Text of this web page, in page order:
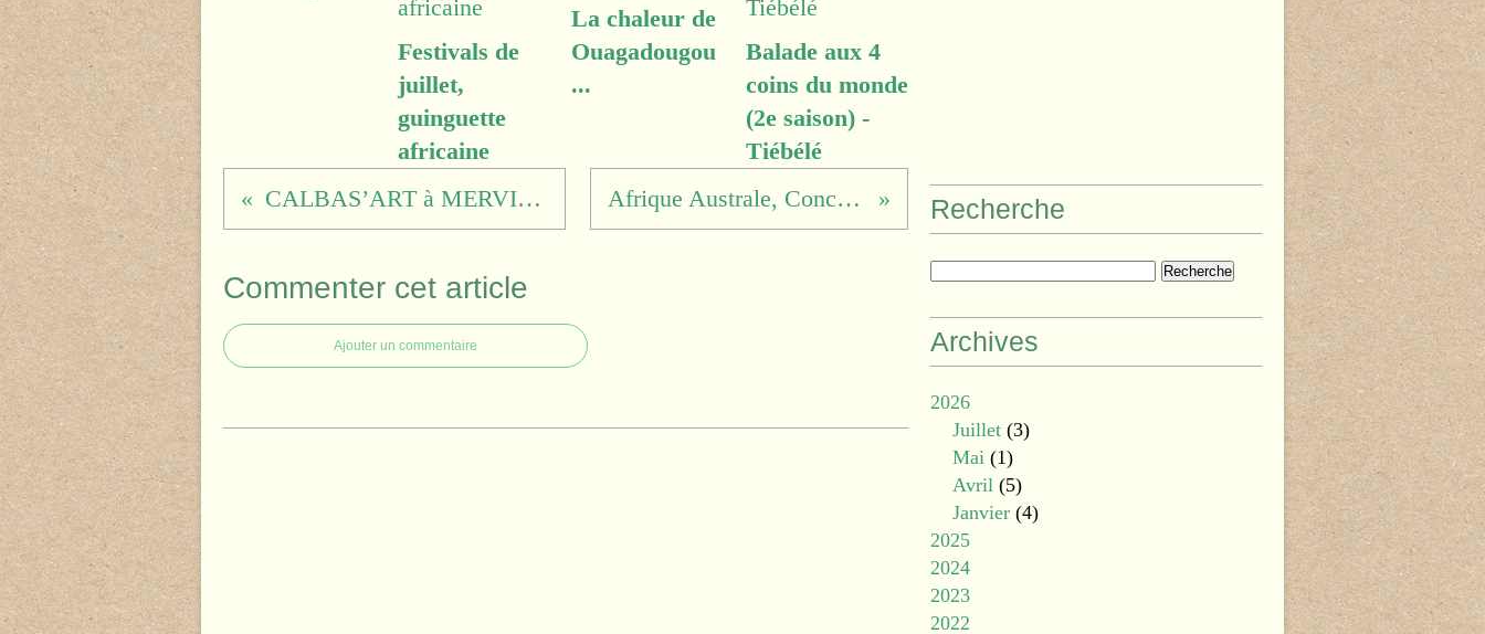
Festivals de
juillet,
guinguette
africaine
La chaleur de
Ouagadougou
...
Balade aux 4
coins du monde
(2e saison) -
Tiébélé
CALBAS’ART à MERVILLE (31) ce week-end 20-21 septembre 2025
Afrique Australe, Concours de Lecture, parrainages et invitations
Commenter cet article
Ajouter un commentaire
Recherche
Archives
2026
Juillet (3)
Mai (1)
Avril (5)
Janvier (4)
2025
2024
2023
2022